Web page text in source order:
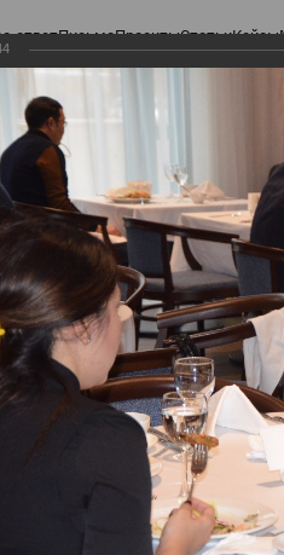
ответПисьмаПроектыСтатьиКейсы
ФАКТУРЫ. ВИРТУАЛЬНЫЙ
ФАКТУРЫ.
СКЛАД.